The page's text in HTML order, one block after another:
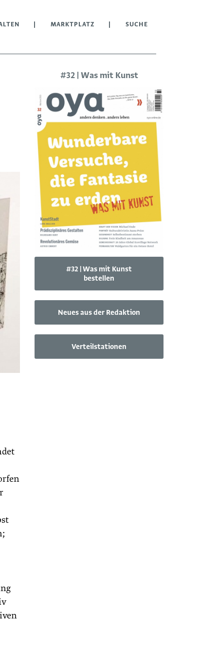
MARKTPLATZ SUCHE
#32 | Was mit Kunst
#32 | Was mit Kunst
bestellen
Neues aus der Redaktion
Verteilstationen